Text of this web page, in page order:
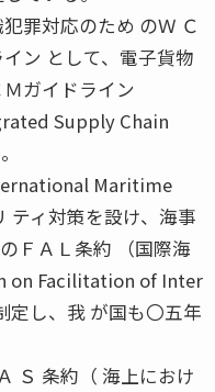
罪対応のため のＷ Ｃ
ン として、電子貨物
ガイドライン
Supply Chain
Maritime
ィ対策を設け、海事
ＦＡＬ条約 （国際海
on Facilitation of Inter
し、我 が国も〇五年
Ｓ 条約（ 海上におけ